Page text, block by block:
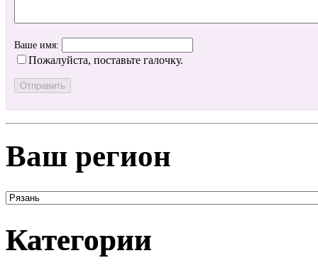
Ваше имя:
Пожалуйста, поставьте галочку.
Ваш регион
Категории